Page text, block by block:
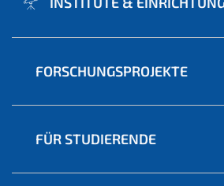
FORSCHUNGSPROJEKTE
FÜR STUDIERENDE